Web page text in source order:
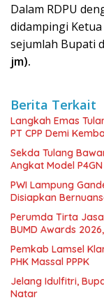
Dalam RDPU
didampingi
sejumlah Bupati
jm).
Berita Terkait
Langkah Emas
PT CPP Demi
Sekda Tulang
Angkat Model
PWI Lampung
Disiapkan
Perumda Tirta
BUMD Awards
Pemkab Lamsel
PHK Massal PPPK
Jelang Idulfitri,
Natar